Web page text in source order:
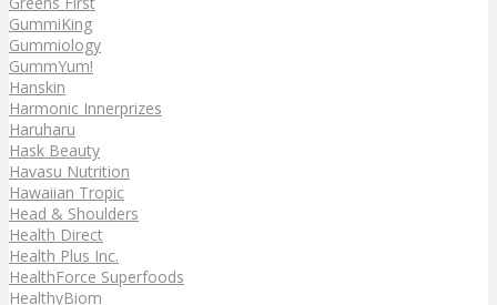
GummiKing
Gummiology
GummYum!
Hanskin
Harmonic Innerprizes
Haruharu
Hask Beauty
Havasu Nutrition
Hawaiian Tropic
Head & Shoulders
Health Direct
Health Plus Inc.
HealthForce Superfoods
HealthyBiom